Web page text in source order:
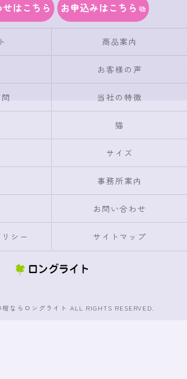
はこちら お申込みはこちら
商品案内
お客様の声
当社の特徴
猫
サイズ
事務所案内
お問い合わせ
シー サイトマップ
ならロングライト ALL RIGHTS RESERVED.